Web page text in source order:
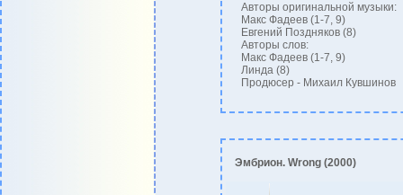
Авторы оригинальной музыки:
Макс Фадеев (1-7, 9)
Евгений Поздняков (8)
Авторы слов:
Макс Фадеев (1-7, 9)
Линда (8)
Продюсер - Михаил Кувшинов
Эмбрион. Wrong (2000)